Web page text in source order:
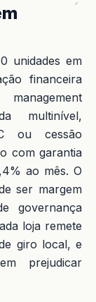
unidades em
financeira
multinível,
ou cessão
com garantia
ao mês. O
ser margem
governança
loja remete
giro local, e
prejudicar